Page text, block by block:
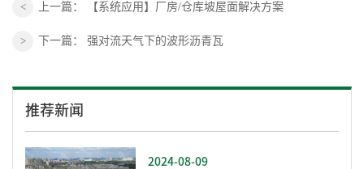
上一篇： 【系统应用】厂房/仓库坡屋面解决方案
下一篇： 强对流天气下的波形沥青瓦
推荐新闻
2024-08-09